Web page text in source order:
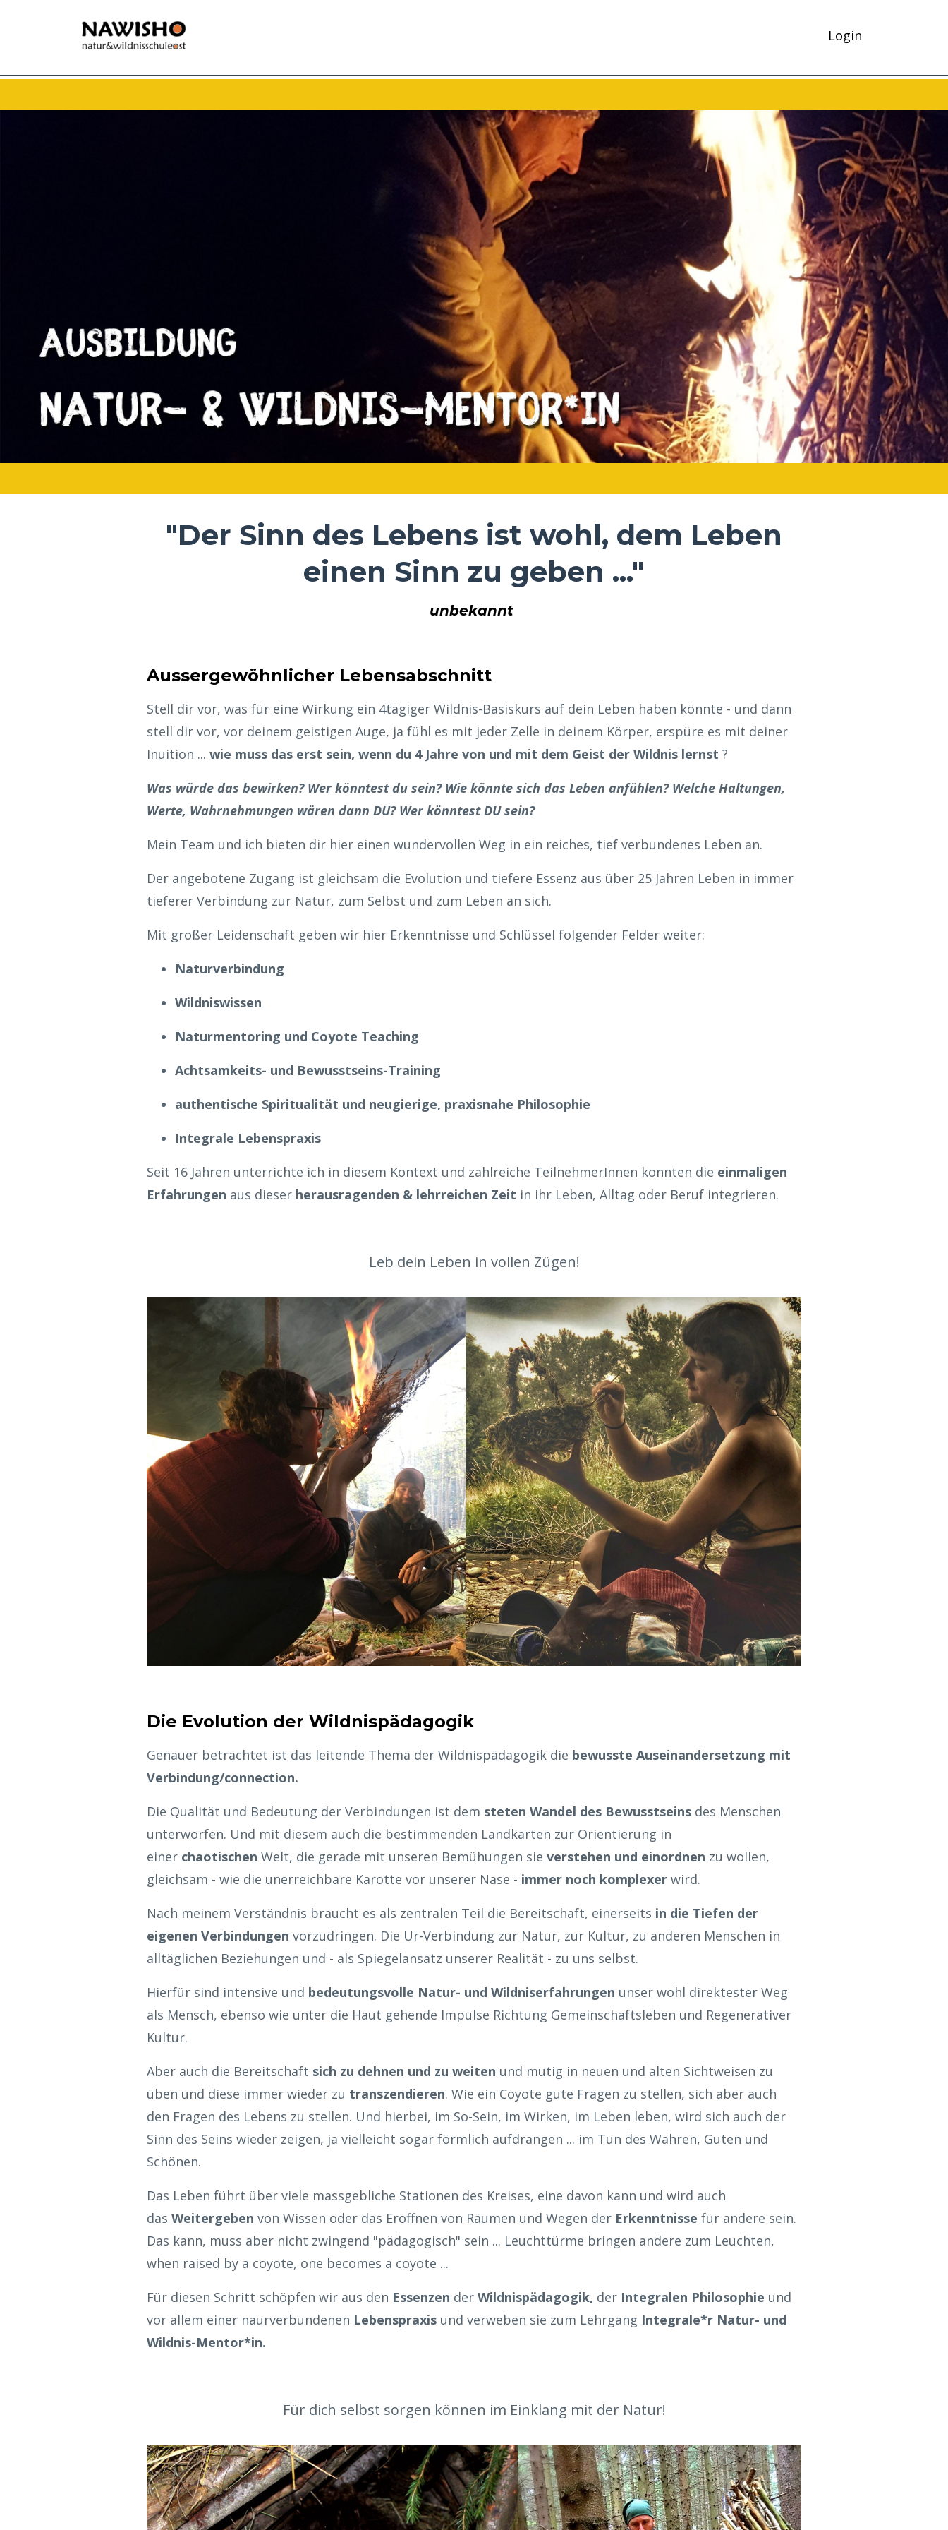
Login
"Der Sinn des Lebens ist wohl, dem Leben
einen Sinn zu geben ..."
unbekannt
Aussergewöhnlicher Lebensabschnitt
Stell dir vor, was für eine Wirkung ein 4tägiger Wildnis-Basiskurs auf dein Leben haben könnte - und dann
stell dir vor, vor deinem geistigen Auge, ja fühl es mit jeder Zelle in deinem Körper, erspüre es mit deiner
Inuition ... wie muss das erst sein, wenn du 4 Jahre von und mit dem Geist der Wildnis lernst ?
Was würde das bewirken? Wer könntest du sein? Wie könnte sich das Leben anfühlen? Welche Haltungen,
Werte, Wahrnehmungen wären dann DU? Wer könntest DU sein?
Mein Team und ich bieten dir hier einen wundervollen Weg in ein reiches, tief verbundenes Leben an.
Der angebotene Zugang ist gleichsam die Evolution und tiefere Essenz aus über 25 Jahren Leben in immer
tieferer Verbindung zur Natur, zum Selbst und zum Leben an sich.
Mit großer Leidenschaft geben wir hier Erkenntnisse und Schlüssel folgender Felder weiter:
Naturverbindung
Wildniswissen
Naturmentoring und Coyote Teaching
Achtsamkeits- und Bewusstseins-Training
authentische Spiritualität und neugierige, praxisnahe Philosophie
Integrale Lebenspraxis
Seit 16 Jahren unterrichte ich in diesem Kontext und zahlreiche TeilnehmerInnen konnten die einmaligen
Erfahrungen aus dieser herausragenden & lehrreichen Zeit in ihr Leben, Alltag oder Beruf integrieren.
Leb dein Leben in vollen Zügen!
Die Evolution der Wildnispädagogik
Genauer betrachtet ist das leitende Thema der Wildnispädagogik die bewusste Auseinandersetzung mit
Verbindung/connection.
Die Qualität und Bedeutung der Verbindungen ist dem steten Wandel des Bewusstseins des Menschen
unterworfen. Und mit diesem auch die bestimmenden Landkarten zur Orientierung in
einer chaotischen Welt, die gerade mit unseren Bemühungen sie verstehen und einordnen zu wollen,
gleichsam - wie die unerreichbare Karotte vor unserer Nase - immer noch komplexer wird.
Nach meinem Verständnis braucht es als zentralen Teil die Bereitschaft, einerseits in die Tiefen der
eigenen Verbindungen vorzudringen. Die Ur-Verbindung zur Natur, zur Kultur, zu anderen Menschen in
alltäglichen Beziehungen und - als Spiegelansatz unserer Realität - zu uns selbst.
Hierfür sind intensive und bedeutungsvolle Natur- und Wildniserfahrungen unser wohl direktester Weg
als Mensch, ebenso wie unter die Haut gehende Impulse Richtung Gemeinschaftsleben und Regenerativer
Kultur.
Aber auch die Bereitschaft sich zu dehnen und zu weiten und mutig in neuen und alten Sichtweisen zu
üben und diese immer wieder zu transzendieren. Wie ein Coyote gute Fragen zu stellen, sich aber auch
den Fragen des Lebens zu stellen. Und hierbei, im So-Sein, im Wirken, im Leben leben, wird sich auch der
Sinn des Seins wieder zeigen, ja vielleicht sogar förmlich aufdrängen ... im Tun des Wahren, Guten und
Schönen.
Das Leben führt über viele massgebliche Stationen des Kreises, eine davon kann und wird auch
das Weitergeben von Wissen oder das Eröffnen von Räumen und Wegen der Erkenntnisse für andere sein.
Das kann, muss aber nicht zwingend "pädagogisch" sein ... Leuchttürme bringen andere zum Leuchten,
when raised by a coyote, one becomes a coyote ...
Für diesen Schritt schöpfen wir aus den Essenzen der Wildnispädagogik, der Integralen Philosophie und
vor allem einer naurverbundenen Lebenspraxis und verweben sie zum Lehrgang Integrale*r Natur- und
Wildnis-Mentor*in.
Für dich selbst sorgen können im Einklang mit der Natur!